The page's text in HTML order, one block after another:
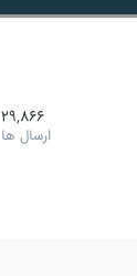
29,866
ارسال ها